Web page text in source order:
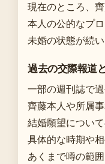
現在のところ、
本人の公的なプ
未婚の状態が続い
過去の交際報道
一部の週刊誌で
齊藤本人や所属
結婚願望につい
具体的な時期や
あくまで噂の範